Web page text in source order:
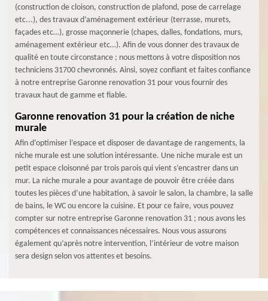
(construction de cloison, construction de plafond, pose de carrelage
etc...), des travaux d’aménagement extérieur (terrasse, murets,
façades etc…), grosse maçonnerie (chapes, dalles, fondations, murs,
aménagement extérieur etc…). Afin de vous donner des travaux de
qualité en toute circonstance ; nous mettons à votre disposition nos
techniciens 31700 chevronnés. Ainsi, soyez confiant et faites confiance
à notre entreprise Garonne renovation 31 pour vous fournir des
travaux haut de gamme et fiable.
Garonne renovation 31 pour la création de niche
murale
Afin d’optimiser l’espace et disposer de davantage de rangements, la
niche murale est une solution intéressante. Une niche murale est un
petit espace cloisonné par trois parois qui vient s’encastrer dans un
mur. La niche murale a pour avantage de pouvoir être créée dans
toutes les pièces d’une habitation, à savoir le salon, la chambre, la salle
de bains, le WC ou encore la cuisine. Et pour ce faire, vous pouvez
compter sur notre entreprise Garonne renovation 31 ; nous avons les
compétences et connaissances nécessaires. Nous vous assurons
également qu’après notre intervention, l’intérieur de votre maison
sera design selon vos attentes et besoins.